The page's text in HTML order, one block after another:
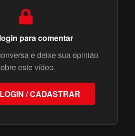
para comentar
e deixe sua opinião
este vídeo.
/ CADASTRAR